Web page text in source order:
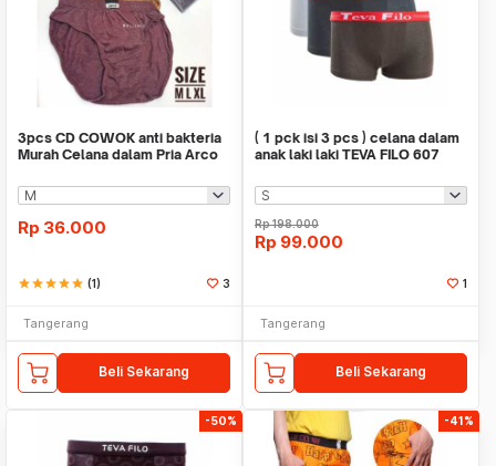
3pcs CD COWOK anti bakteria
Murah Celana dalam Pria Arco
Rp 36.000
starstarstarstarstar (1) 3
Tangerang
Beli Sekarang
( 1 pck isi 3 pcs ) celana dalam
anak laki laki TEVA FILO 607
Rp198.000
Rp 99.000
1
Tangerang
Beli Sekarang
-50% -41%